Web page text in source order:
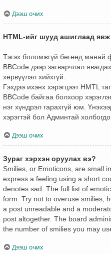
Дээш очих
HTML-ийг шууд ашиглаад
Тэгэх боломжгүй бөгөөд манай
BBCode дээр загварчлал
хөрвүүлэл хийхгүй.
Гэхдээ ихэнх хэрэгцээт HMTL
BBCode байгаа болхоор
нэг хүндрэл гарахгүй юм.
хэрэгтэй бол Админтай
Дээш очих
Зураг хэрхэн оруулах вэ?
Smilies, or Emoticons, are small
express a feeling using a short
denotes sad. The full list of
form. Try not to overuse smilies,
a post unreadable and a
post altogether. The board
the number of smilies you may
Дээш очих